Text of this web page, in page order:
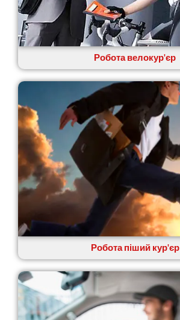
Крюківщина
Крижанівка
Ладижин
Лісники
Лозова
Лубни
Луцьк
Лука-Мелешківська
Львів
Малин
Марганець
Миргород
Мукачево
Нетішин
Ніжин
Микитинці
Миколаїв
Нікополь
Новоолександрівка
Новомосковськ
Новосілки
Нововолинськ
Робота велокур'єр
Робота піший кур'єр